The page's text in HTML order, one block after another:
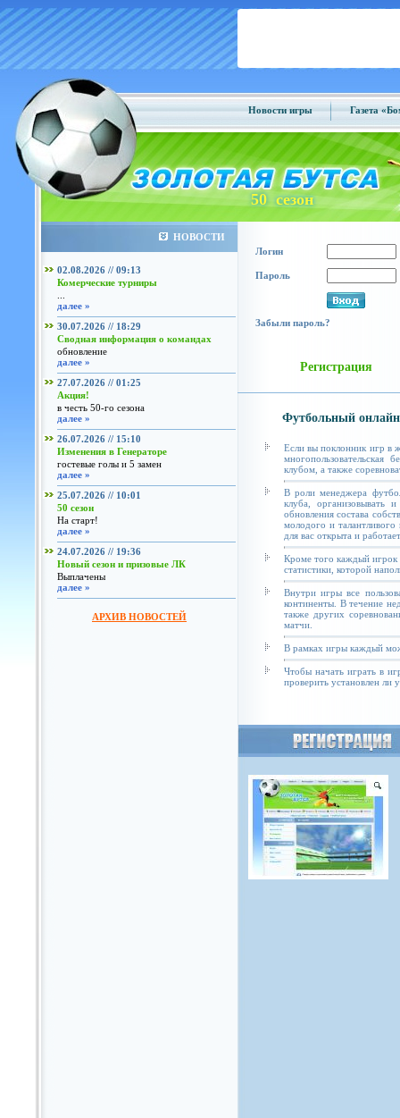
Новости игры Газета
50 сезон
НОВОСТИ
02.08.2026 // 09:13
Комерческие турниры
далее »
30.07.2026 // 18:29
Сводная информация о командах
обновление
далее »
27.07.2026 // 01:25
Акция!
в честь 50-го сезона
далее »
26.07.2026 // 15:10
Изменения в Генераторе
гостевые голы и 5 замен
далее »
25.07.2026 // 10:01
50 сезон
На старт!
далее »
24.07.2026 // 19:36
Новый сезон и призовые ЛК
Выплачены
далее »
АРХИВ НОВОСТЕЙ
Логин
Пароль
Забыли пароль?
Регистрация
Футбольный
Если вы поклонник игр в
клубом, а также
В роли менеджера
клуба, организовывать
обновления состава
молодого и талантливого
для вас открыта и
Кроме того каждый игрок
статистики, которой
Внутри игры все
континенты. В течение
также других
матчи.
В рамках игры каждый
Чтобы начать играть в
проверить установлен ли